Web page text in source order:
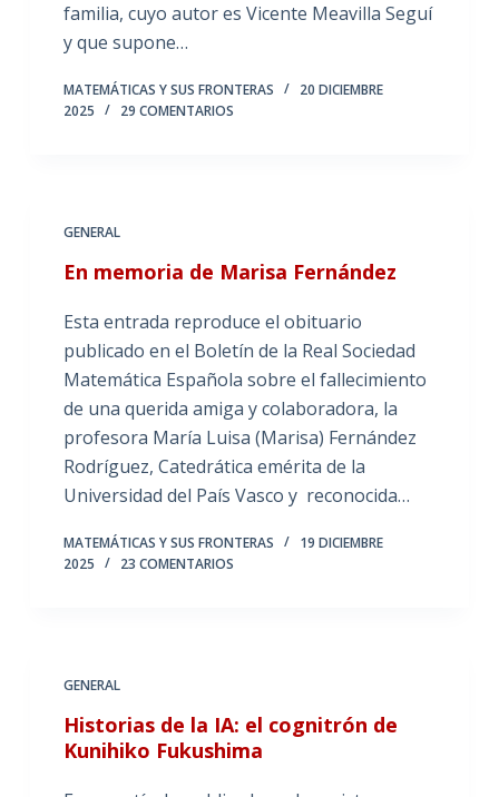
familia, cuyo autor es Vicente Meavilla Seguí
y que supone…
MATEMÁTICAS Y SUS FRONTERAS
20 DICIEMBRE
2025
29 COMENTARIOS
GENERAL
En memoria de Marisa Fernández
Esta entrada reproduce el obituario
publicado en el Boletín de la Real Sociedad
Matemática Española sobre el fallecimiento
de una querida amiga y colaboradora, la
profesora María Luisa (Marisa) Fernández
Rodríguez, Catedrática emérita de la
Universidad del País Vasco y reconocida…
MATEMÁTICAS Y SUS FRONTERAS
19 DICIEMBRE
2025
23 COMENTARIOS
GENERAL
Historias de la IA: el cognitrón de
Kunihiko Fukushima